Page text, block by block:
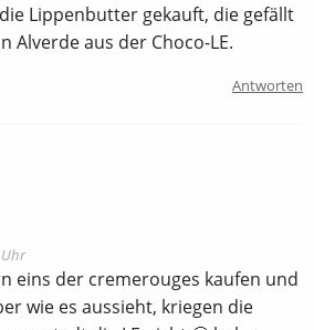
Lippenbutter gekauft, die gefällt
Alverde aus der Choco-LE.
Antworten
eins der cremerouges kaufen und
wie es aussieht, kriegen die